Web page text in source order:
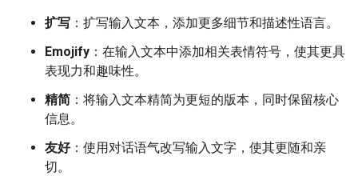
扩写 ：扩写输入文本，添加更多细节和描述性语言。
Emojify ：在输入文本中添加相关表情符号，使其更具
表现力和趣味性。
精简 ：将输入文本精简为更短的版本，同时保留核心
信息。
友好：使用对话语气改写输入文字，使其更随和亲
切。